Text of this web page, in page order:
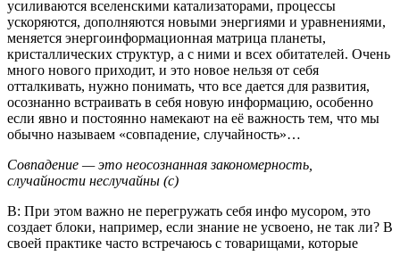
усиливаются вселенскими катализаторами, процессы
ускоряются, дополняются новыми энергиями и уравнениями,
меняется энергоинформационная матрица планеты,
кристаллических структур, а с ними и всех обитателей. Очень
много нового приходит, и это новое нельзя от себя
отталкивать, нужно понимать, что все дается для развития,
осознанно встраивать в себя новую информацию, особенно
если явно и постоянно намекают на её важность тем, что мы
обычно называем «совпадение, случайность»…
Совпадение — это неосознанная закономерность,
случайности неслучайны (с)
В: При этом важно не перегружать себя инфо мусором, это
создает блоки, например, если знание не усвоено, не так ли? В
своей практике часто встречаюсь с товарищами, которые